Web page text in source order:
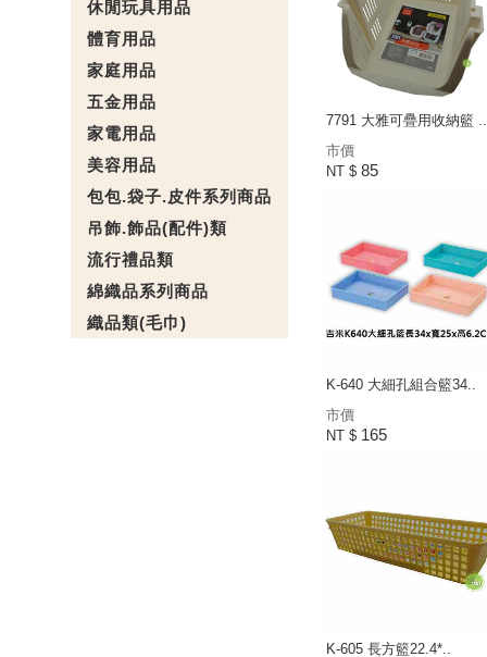
休閒玩具用品
體育用品
家庭用品
五金用品
家電用品
美容用品
包包.袋子.皮件系列商品
吊飾.飾品(配件)類
流行禮品類
綿織品系列商品
織品類(毛巾)
7791 大雅可疊用收納籃 ..
市價
NT $ 85
K-640 大細孔組合籃34..
市價
NT $ 165
K-605 長方籃22.4*..